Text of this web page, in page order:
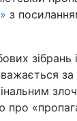
з
зібрань
за
про